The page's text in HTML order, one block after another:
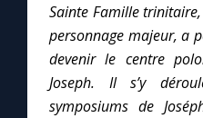
L'Évangile chaque jour
Les premiers samedis
Sainte Famille
personnage majeur, a
devenir le centre
Joseph. Il s’y
symposiums de